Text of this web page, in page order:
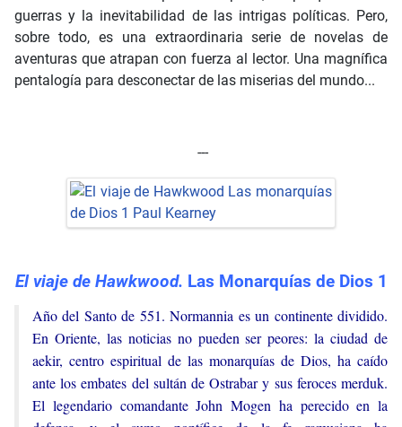
guerras y la inevitabilidad de las intrigas políticas. Pero,
sobre todo, es una extraordinaria serie de novelas de
aventuras que atrapan con fuerza al lector. Una magnífica
pentalogía para desconectar de las miserias del mundo...
---
El viaje de Hawkwood. Las Monarquías de Dios 1
Año del Santo de 551. Normannia es un continente dividido.
En Oriente, las noticias no pueden ser peores: la ciudad de
aekir, centro espiritual de las monarquías de Dios, ha caído
ante los embates del sultán de Ostrabar y sus feroces merduk.
El legendario comandante John Mogen ha perecido en la